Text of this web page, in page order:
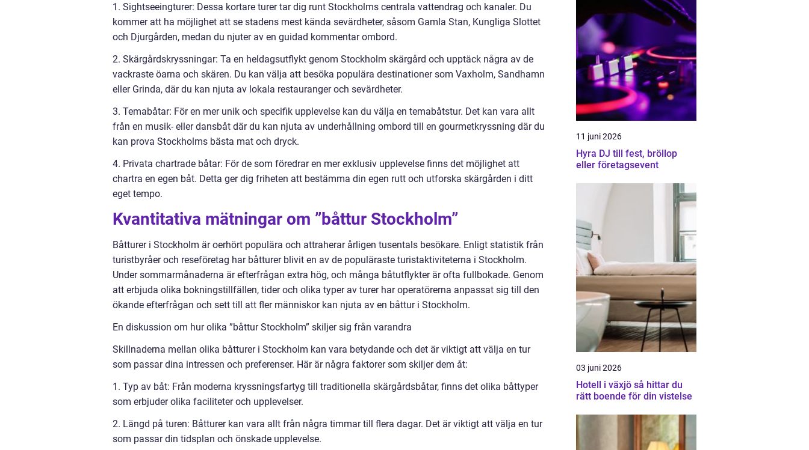
1. Sightseeingturer: Dessa kortare turer tar dig runt Stockholms centrala vattendrag och kanaler. Du
kommer att ha möjlighet att se stadens mest kända sevärdheter, såsom Gamla Stan, Kungliga Slottet
och Djurgården, medan du njuter av en guidad kommentar ombord.
2. Skärgårdskryssningar: Ta en heldagsutflykt genom Stockholm skärgård och upptäck några av de
vackraste öarna och skären. Du kan välja att besöka populära destinationer som Vaxholm, Sandhamn
eller Grinda, där du kan njuta av lokala restauranger och sevärdheter.
3. Temabåtar: För en mer unik och specifik upplevelse kan du välja en temabåtstur. Det kan vara allt
från en musik- eller dansbåt där du kan njuta av underhållning ombord till en gourmetkryssning där du
kan prova Stockholms bästa mat och dryck.
4. Privata chartrade båtar: För de som föredrar en mer exklusiv upplevelse finns det möjlighet att
chartra en egen båt. Detta ger dig friheten att bestämma din egen rutt och utforska skärgården i ditt
eget tempo.
Kvantitativa mätningar om ”båttur Stockholm”
Båtturer i Stockholm är oerhört populära och attraherar årligen tusentals besökare. Enligt statistik från
turistbyråer och reseföretag har båtturer blivit en av de populäraste turistaktiviteterna i Stockholm.
Under sommarmånaderna är efterfrågan extra hög, och många båtutflykter är ofta fullbokade. Genom
att erbjuda olika bokningstillfällen, tider och olika typer av turer har operatörerna anpassat sig till den
ökande efterfrågan och sett till att fler människor kan njuta av en båttur i Stockholm.
En diskussion om hur olika ”båttur Stockholm” skiljer sig från varandra
Skillnaderna mellan olika båtturer i Stockholm kan vara betydande och det är viktigt att välja en tur
som passar dina intressen och preferenser. Här är några faktorer som skiljer dem åt:
1. Typ av båt: Från moderna kryssningsfartyg till traditionella skärgårdsbåtar, finns det olika båttyper
som erbjuder olika faciliteter och upplevelser.
2. Längd på turen: Båtturer kan vara allt från några timmar till flera dagar. Det är viktigt att välja en tur
som passar din tidsplan och önskade upplevelse.
11 juni 2026
Hyra DJ till fest, bröllop
eller företagsevent
03 juni 2026
Hotell i växjö så hittar du
rätt boende för din vistelse